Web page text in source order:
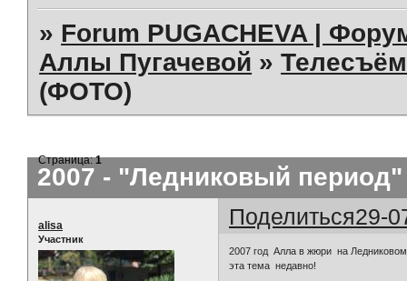
» Forum PUGACHEVA |
Аллы Пугачевой »
(ФОТО)
2007 - "Ледниковый
Страница:1
Поделиться29-
alisa
Участник
2007 год Алла в жюри на Ледниковом
эта тема недавно!